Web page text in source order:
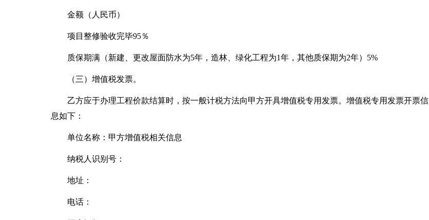
金额（人民币）
项目整修验收完毕95％
质保期满（新建、更改屋面防水为5年，造林、绿化工程为1年，其他质保期为2年）5%
（三）增值税发票。
乙方应于办理工程价款结算时，按一般计税方法向甲方开具增值税专用发票。增值税专用发票开票信
息如下：
单位名称：甲方增值税相关信息
纳税人识别号：
地址：
电话：